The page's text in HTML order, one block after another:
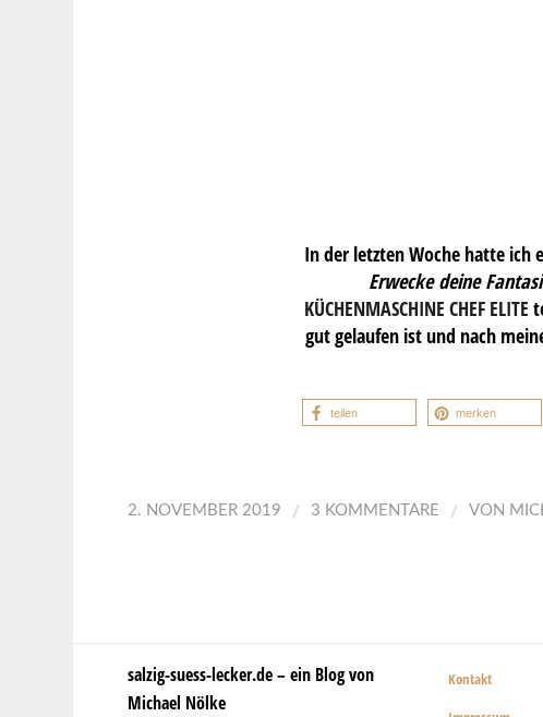
In der letzten Woche hatte ich
Erwecke deine
KÜCHENMASCHINE CHEF ELITE
gut gelaufen ist und nach
teilen merken
2. NOVEMBER 2019 / 3 KOMMENTARE / VON
salzig-suess-lecker.de – ein Blog von
Michael Nölke
Kontakt